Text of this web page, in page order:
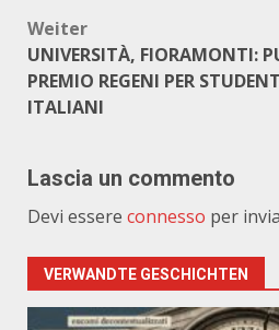
Weiter
UNIVERSITÀ, FIORAMONTI:
PREMIO REGENI PER
ITALIANI
Lascia un commento
Devi essere connesso per
VERWANDTE GESCHICHTEN